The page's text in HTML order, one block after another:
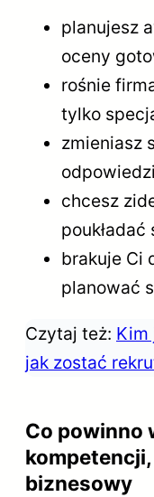
planujesz
oceny
rośnie
tylko
zmieniasz
chcesz
brakuje Ci
planować
Czytaj też: Kim
jak zostać
Co powinno
kompetencji,
biznesowy